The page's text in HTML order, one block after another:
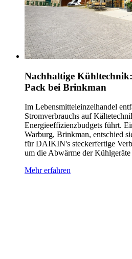
Nachhaltige
Pack bei Brinkman
Im Lebensmitteleinzelhandel
Stromverbrauchs auf
Energieeffizienzbudgets führt.
Warburg, Brinkman, entschied
für DAIKIN's steckerfertige
um die Abwärme der
Mehr erfahren